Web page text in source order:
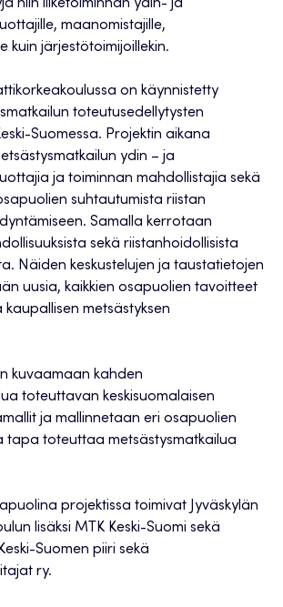
niin liiketoiminnan ydin- ja
maanomistajille,
kuin järjestötoimijoillekin.
on käynnistetty
toteutusedellytysten
Suomessa. Projektin aikana
ydin – ja
ja toiminnan mahdollistajia sekä
suhtautumista riistan
Samalla kerrotaan
sekä riistanhoidollisista
Näiden keskustelujen ja taustatietojen
uusia, kaikkien osapuolien tavoitteet
metsästyksen
kuvaamaan kahden
toteuttavan keskisuomalaisen
ja mallinnetaan eri osapuolien
tapa toteuttaa metsästysmatkailua
projektissa toimivat Jyväskylän
lisäksi MTK Keski-Suomi sekä
Suomen piiri sekä
ry.